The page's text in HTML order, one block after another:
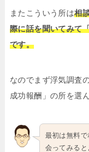
またこういう所は相
際に話を聞いてみて
です。
なのでまず浮気調査
成功報酬」の所を選
最初は無料
会ってみると